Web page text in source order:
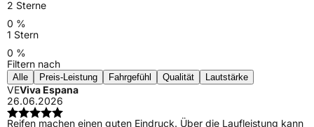
2 Sterne
0 %
1 Stern
0 %
Filtern nach
Alle Preis-Leistung Fahrgefühl Qualität Lautstärke
VEViva Espana
26.06.2026
Reifen machen einen guten Eindruck. Über die Laufleistung kann